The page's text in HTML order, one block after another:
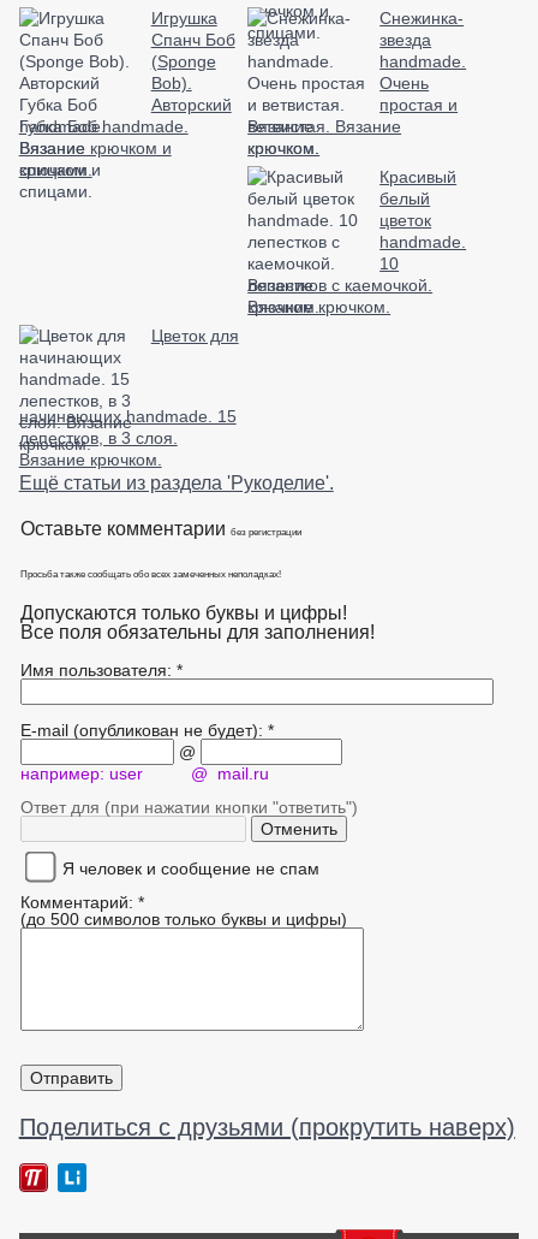
Игрушка
Спанч Боб
(Sponge
Bob).
Авторский
Губка Боб handmade.
Вязание крючком и
спицами.
Снежинка-
звезда
handmade.
Очень
простая и
ветвистая. Вязание
крючком.
Красивый
белый
цветок
handmade.
10
лепестков с каемочкой.
Вязание крючком.
Цветок для
начинающих handmade. 15
лепестков, в 3 слоя.
Вязание крючком.
Ещё статьи из раздела 'Рукоделие'.
Оставьте комментарии без регистрации
Просьба также сообщать обо всех замеченных неполадках!
Допускаются только буквы и цифры!
Все поля обязательны для заполнения!
Имя пользователя: *
E-mail (опубликован не будет): *
@
например: user @ mail.ru
Ответ для (при нажатии кнопки "ответить")
Я человек и сообщение не спам
Комментарий: *
(до 500 символов только буквы и цифры)
Поделиться с друзьями (прокрутить наверх)